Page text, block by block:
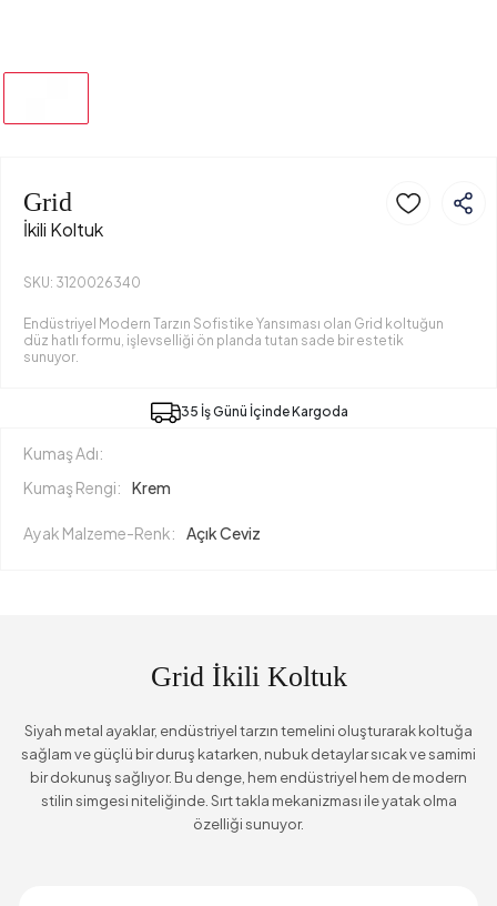
Grid
İkili Koltuk
SKU: 3120026340
Endüstriyel Modern Tarzın Sofistike Yansıması olan Grid koltuğun
düz hatlı formu, işlevselliği ön planda tutan sade bir estetik
sunuyor.
35 İş Günü İçinde Kargoda
Kumaş Adı:
Kumaş Rengi:
Krem
Ayak Malzeme-Renk: Açık Ceviz
Grid İkili Koltuk
Siyah metal ayaklar, endüstriyel tarzın temelini oluşturarak koltuğa
sağlam ve güçlü bir duruş katarken, nubuk detaylar sıcak ve samimi
bir dokunuş sağlıyor. Bu denge, hem endüstriyel hem de modern
stilin simgesi niteliğinde. Sırt takla mekanizması ile yatak olma
özelliği sunuyor.